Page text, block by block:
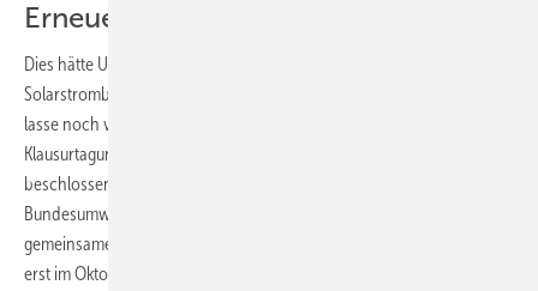
Erneuerbaren Energiengesetzes
Dies hätte Unsicherheiten zur Folge, die vor allem in den
Solarstrombereich hineinreichen. Der Vertrag sei recht unkonkret und
lasse noch viel Luft zu, nach unten und nach oben. Zwar sei auf der
Klausurtagung der neuen Bundesregierung in Schloss Meseberg
beschlossen worden, dass das vorgesehene Energiekonzept vom
Bundesumwelt- und vom Bundeswirtschaftsministerium
gemeinsamen entwickelt werden soll. Allerdings werde das Konzept
erst im Oktober 2010 vorliegen. Bis dahin stünden Verhandlungen mit